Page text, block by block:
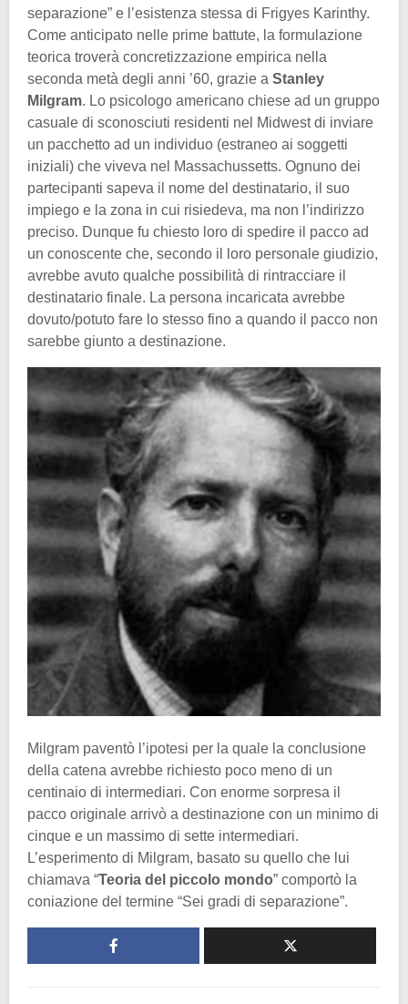
separazione” e l’esistenza stessa di Frigyes Karinthy.
Come anticipato nelle prime battute, la formulazione
teorica troverà concretizzazione empirica nella
seconda metà degli anni ’60, grazie a Stanley
Milgram. Lo psicologo americano chiese ad un gruppo
casuale di sconosciuti residenti nel Midwest di inviare
un pacchetto ad un individuo (estraneo ai soggetti
iniziali) che viveva nel Massachussetts. Ognuno dei
partecipanti sapeva il nome del destinatario, il suo
impiego e la zona in cui risiedeva, ma non l’indirizzo
preciso. Dunque fu chiesto loro di spedire il pacco ad
un conoscente che, secondo il loro personale giudizio,
avrebbe avuto qualche possibilità di rintracciare il
destinatario finale. La persona incaricata avrebbe
dovuto/potuto fare lo stesso fino a quando il pacco non
sarebbe giunto a destinazione.
Milgram paventò l’ipotesi per la quale la conclusione
della catena avrebbe richiesto poco meno di un
centinaio di intermediari. Con enorme sorpresa il
pacco originale arrivò a destinazione con un minimo di
cinque e un massimo di sette intermediari.
L’esperimento di Milgram, basato su quello che lui
chiamava “Teoria del piccolo mondo” comportò la
coniazione del termine “Sei gradi di separazione”.